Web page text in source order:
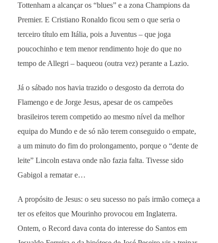
Tottenham a alcançar os “blues” e a zona Champions da
Premier. E Cristiano Ronaldo ficou sem o que seria o
terceiro título em Itália, pois a Juventus – que joga
poucochinho e tem menor rendimento hoje do que no
tempo de Allegri – baqueou (outra vez) perante a Lazio.
Já o sábado nos havia trazido o desgosto da derrota do
Flamengo e de Jorge Jesus, apesar de os campeões
brasileiros terem competido ao mesmo nível da melhor
equipa do Mundo e de só não terem conseguido o empate,
a um minuto do fim do prolongamento, porque o “dente de
leite” Lincoln estava onde não fazia falta. Tivesse sido
Gabigol a rematar e…
A propósito de Jesus: o seu sucesso no país irmão começa a
ter os efeitos que Mourinho provocou em Inglaterra.
Ontem, o Record dava conta do interesse do Santos em